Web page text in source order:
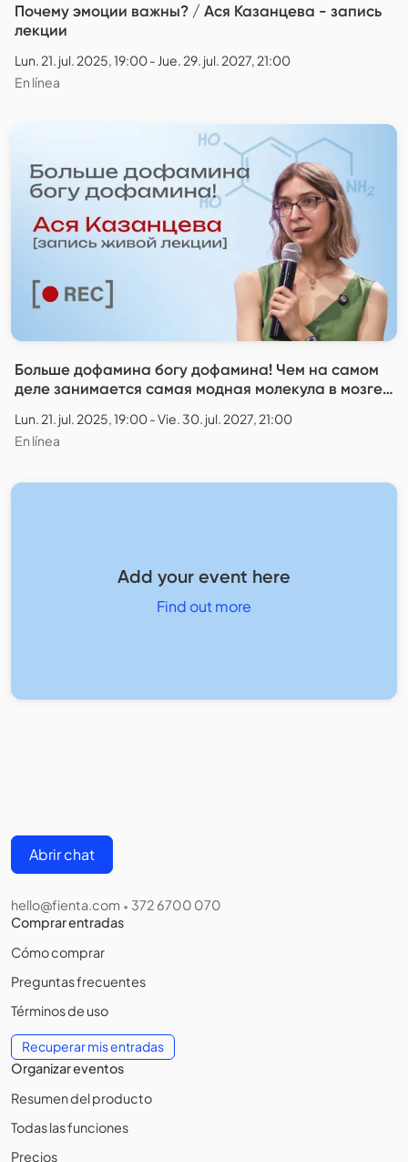
Почему эмоции важны? / Ася Казанцева - запись
лекции
Lun. 21. jul. 2025, 19:00 - Jue. 29. jul. 2027, 21:00
En línea
Больше дофамина богу дофамина! Чем на самом
деле занимается самая модная молекула в мозге?
Lun. 21. jul. 2025, 19:00 - Vie. 30. jul. 2027, 21:00
En línea
Add your event here
Find out more
Abrir chat
hello@fienta.com • 372 6700 070
Comprar entradas
Cómo comprar
Preguntas frecuentes
Términos de uso
Recuperar mis entradas
Organizar eventos
Resumen del producto
Todas las funciones
Precios